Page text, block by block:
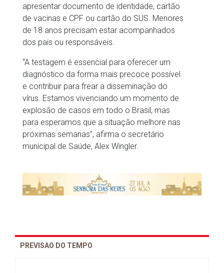
apresentar documento de identidade, cartão
de vacinas e CPF ou cartão do SUS. Menores
de 18 anos precisam estar acompanhados
dos pais ou responsáveis.
“A testagem é essencial para oferecer um
diagnóstico da forma mais precoce possível
e contribuir para frear a disseminação do
vírus. Estamos vivenciando um momento de
explosão de casos em todo o Brasil, mas
para esperamos que a situação melhore nas
próximas semanas”, afirma o secretário
municipal de Saúde, Alex Wingler.
PREVISAO DO TEMPO